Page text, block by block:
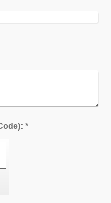
Captcha (Spam-Schutz-Code): *